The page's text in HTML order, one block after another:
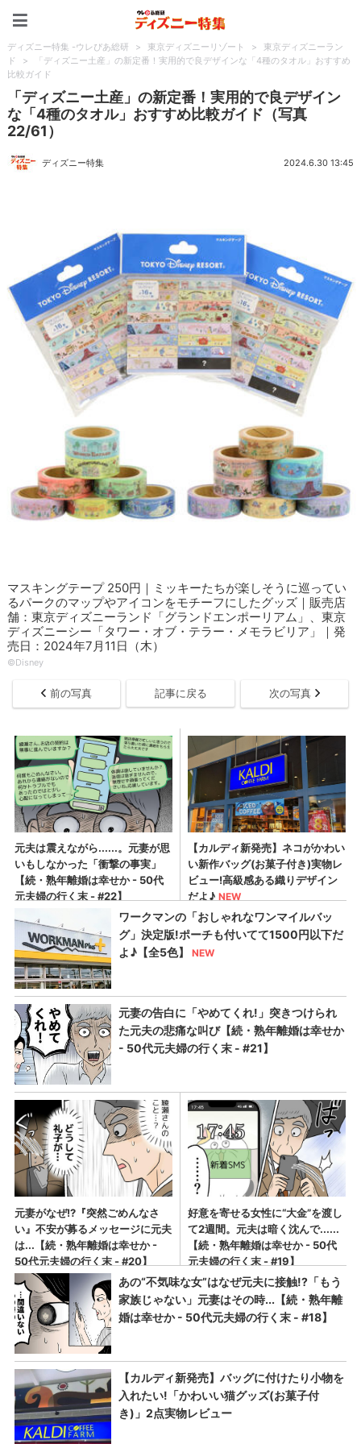
ディズニー特集 -ウレぴあ総研 > 東京ディズニーリゾート >
東京ディズニーラン
ド
>
「ディズニー土産」の新定番！実用的で良デザインな「4種のタオル」おすすめ
比較ガイド
「ディズニー土産」の新定番！実用的で良デザイン
な「4種のタオル」おすすめ比較ガイド（写真
22/61）
ディズニー特集 2024.6.30 13:45
マスキングテープ 250円｜ミッキーたちが楽しそうに巡ってい
るパークのマップやアイコンをモチーフにしたグッズ｜販売店
舗：東京ディズニーランド「グランドエンポーリアム」、東京
ディズニーシー「タワー・オブ・テラー・メモラビリア」｜発
売日：2024年7月11日（木）
©Disney
前の写真 記事に戻る 次の写真